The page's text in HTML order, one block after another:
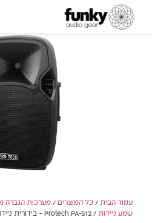
עמוד הבית / כל המוצרים /מערכות הגברה
שמע ניידות / Protech PA-512 – בידורית ניידת עם שני מיקרופונים